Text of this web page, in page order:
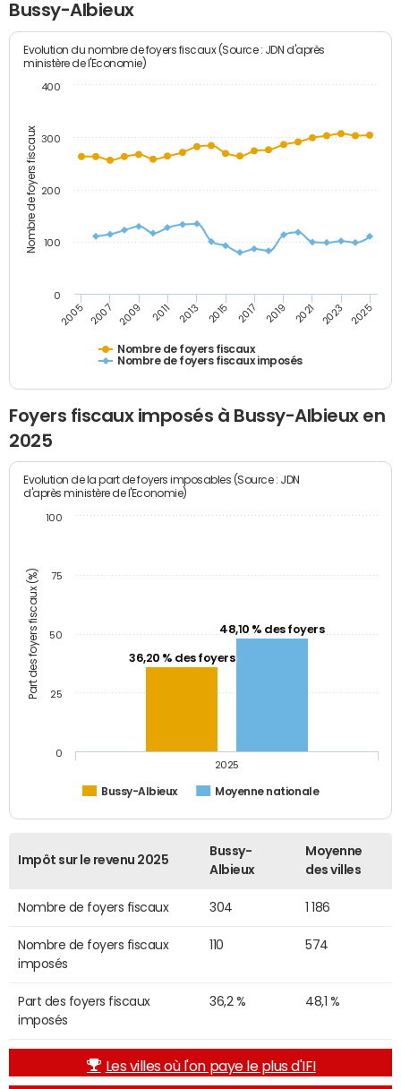
Bussy-Albieux
Nombre de foyers fiscaux
Evolution du nombre de foyers fiscaux (Source : JDN d'après
ministère de l'Economie)
Nombre de foyers fiscaux
Nombre de foyers fiscaux imposés
2005 2007 2009 2011 2013 2015 2017 2019 2021 2023 2025
0
100
200
300
400
Foyers fiscaux imposés à Bussy-Albieux en
2025
Part des foyers fiscaux (%)
Evolution de la part de foyers imposables (Source : JDN
d'après ministère de l'Economie)
36,20 % des foyers
48,10 % des foyers
Bussy-Albieux Moyenne nationale
2025
0
25
50
75
100
Impôt sur le revenu 2025
Bussy-
Albieux
Moyenne
des villes
Nombre de foyers fiscaux 304 1 186
Nombre de foyers fiscaux
imposés
110 574
Part des foyers fiscaux
imposés
36,2 % 48,1 %
Les villes où l'on paye le plus d'IFI